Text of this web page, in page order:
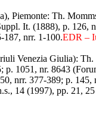
Piemonte: Th.
It. (1888), p.
187, nrr. 1-100.EDR –
Venezia Giulia):
p. 1051, nr. 8643
nrr. 377-389; p.
14 (1997), pp. 21,